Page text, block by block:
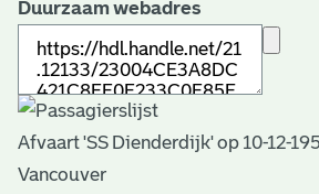
Duurzaam webadres
Afvaart 'SS Dienderdijk' op 10-12-
Vancouver